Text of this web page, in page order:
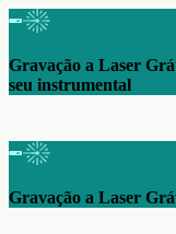
Gravação a Laser
seu instrumental
Gravação a Laser